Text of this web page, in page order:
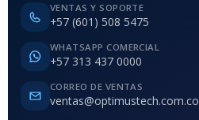
VENTAS Y SOPORTE
+57 (601) 508 5475
WHATSAPP COMERCIAL
+57 313 437 0000
CORREO DE VENTAS
ventas@optimustech.com.co